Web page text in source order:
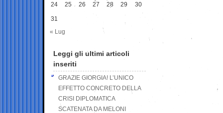
24 25 26 27 28 29 30
31
« Lug
Leggi gli ultimi articoli
inseriti
GRAZIE GIORGIA! L’UNICO
EFFETTO CONCRETO DELLA
CRISI DIPLOMATICA
SCATENATA DA MELONI